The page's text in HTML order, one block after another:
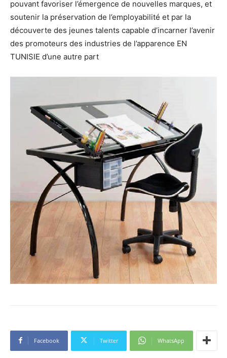
pouvant favoriser l’émergence de nouvelles marques, et
soutenir la préservation de l’employabilité et par la
découverte des jeunes talents capable d’incarner l’avenir
des promoteurs des industries de l’apparence EN
TUNISIE d’une autre part
Facebook Twitter WhatsApp